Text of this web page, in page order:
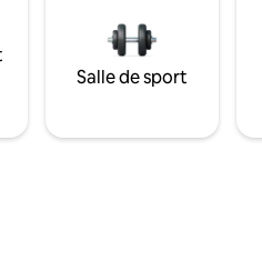
Salle de sport